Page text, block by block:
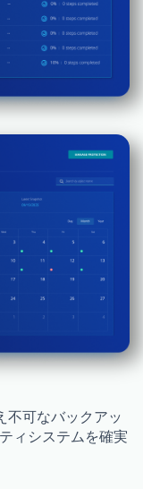
可なバックアッ
ィシステムを確実